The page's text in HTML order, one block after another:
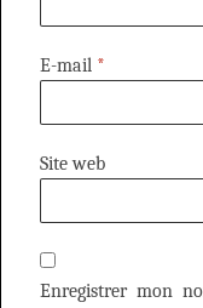
E-mail *
Site web
Enregistrer mon